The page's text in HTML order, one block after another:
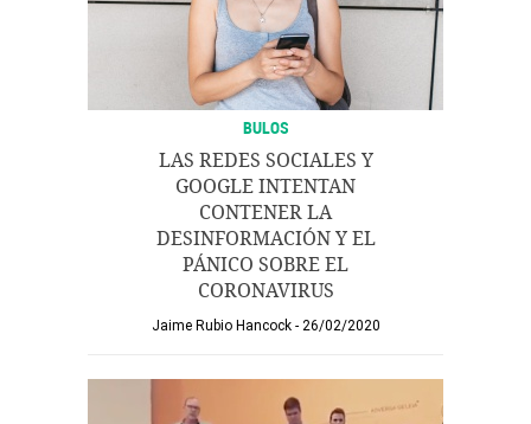
BULOS
LAS REDES SOCIALES Y
GOOGLE INTENTAN
CONTENER LA
DESINFORMACIÓN Y EL
PÁNICO SOBRE EL
CORONAVIRUS
Jaime Rubio Hancock 26/02/2020